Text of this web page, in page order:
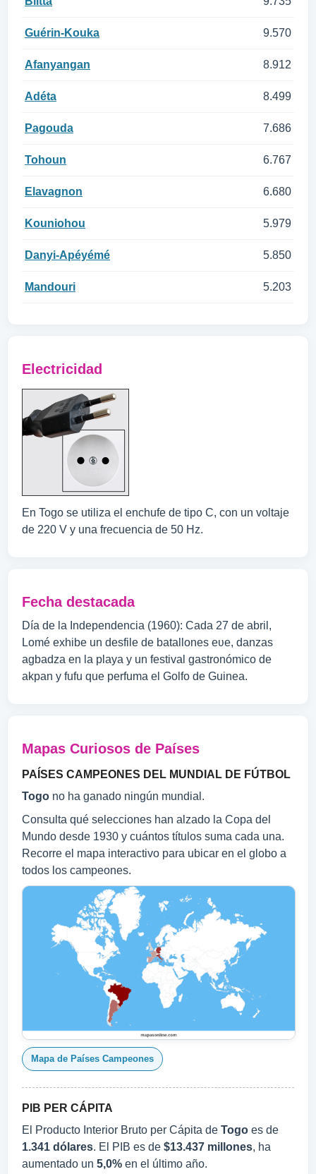
Guérin-Kouka 9.570
Afanyangan 8.912
Adéta 8.499
Pagouda 7.686
Tohoun 6.767
Elavagnon 6.680
Kouniohou 5.979
Danyi-Apéyémé 5.850
Mandouri 5.203
Electricidad
En Togo se utiliza el enchufe de tipo C, con un voltaje
de 220 V y una frecuencia de 50 Hz.
Fecha destacada
Día de la Independencia (1960): Cada 27 de abril,
Lomé exhibe un desfile de batallones eʋe, danzas
agbadza en la playa y un festival gastronómico de
akpan y fufu que perfuma el Golfo de Guinea.
Mapas Curiosos de Países
PAÍSES CAMPEONES DEL MUNDIAL DE FÚTBOL
Togo no ha ganado ningún mundial.
Consulta qué selecciones han alzado la Copa del
Mundo desde 1930 y cuántos títulos suma cada una.
Recorre el mapa interactivo para ubicar en el globo a
todos los campeones.
Mapa de Países Campeones
PIB PER CÁPITA
El Producto Interior Bruto per Cápita de Togo es de
1.341 dólares. El PIB es de $13.437 millones, ha
aumentado un 5,0% en el último año.